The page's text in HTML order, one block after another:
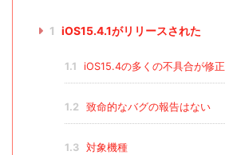
1 iOS15.4.1がリリースされた
1.1 iOS15.4の多くの不具合が修正
1.2 致命的なバグの報告はない
1.3 対象機種